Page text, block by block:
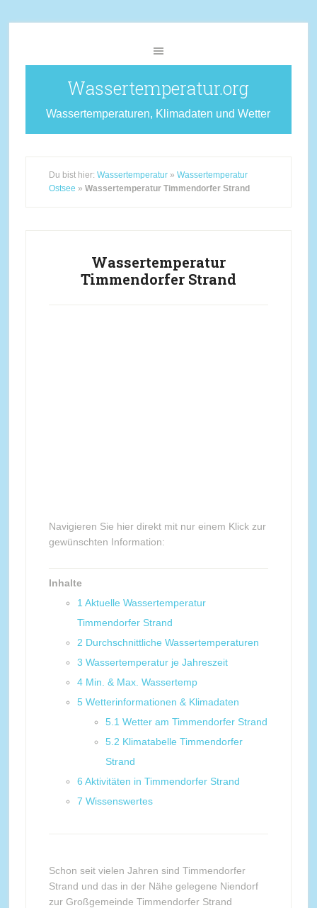
Wassertemperatur.org
Wassertemperaturen, Klimadaten und Wetter
Du bist hier: Wassertemperatur» Wassertemperatur
Ostsee » Wassertemperatur Timmendorfer Strand
Wassertemperatur
Timmendorfer Strand
Navigieren Sie hier direkt mit nur einem Klick zur
gewünschten Information:
Inhalte
1 Aktuelle Wassertemperatur
Timmendorfer Strand
2 Durchschnittliche Wassertemperaturen
3 Wassertemperatur je Jahreszeit
4 Min. & Max. Wassertemp
5 Wetterinformationen & Klimadaten
5.1 Wetter am Timmendorfer Strand
5.2 Klimatabelle Timmendorfer
Strand
6 Aktivitäten in Timmendorfer Strand
7 Wissenswertes
Schon seit vielen Jahren sind Timmendorfer
Strand und das in der Nähe gelegene Niendorf
zur Großgemeinde Timmendorfer Strand